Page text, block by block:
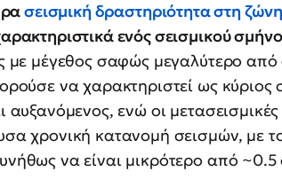
σεισμική δραστηριότητα στη
ενός σεισμικού
με μέγεθος σαφώς μεγαλύτερο από
να χαρακτηριστεί ως κύριος
αυξανόμενος, ενώ οι
χρονική κατανομή σεισμών, με
να είναι μικρότερο από ~0.5